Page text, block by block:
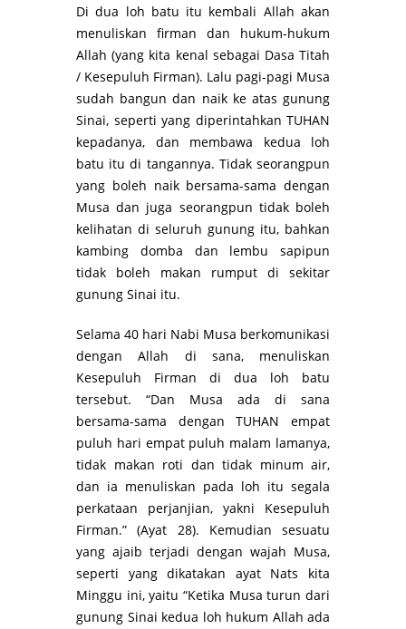
Di dua loh batu itu kembali Allah akan
menuliskan firman dan hukum-hukum
Allah (yang kita kenal sebagai Dasa Titah
/ Kesepuluh Firman). Lalu pagi-pagi Musa
sudah bangun dan naik ke atas gunung
Sinai, seperti yang diperintahkan TUHAN
kepadanya, dan membawa kedua loh
batu itu di tangannya. Tidak seorangpun
yang boleh naik bersama-sama dengan
Musa dan juga seorangpun tidak boleh
kelihatan di seluruh gunung itu, bahkan
kambing domba dan lembu sapipun
tidak boleh makan rumput di sekitar
gunung Sinai itu.
Selama 40 hari Nabi Musa berkomunikasi
dengan Allah di sana, menuliskan
Kesepuluh Firman di dua loh batu
tersebut. “Dan Musa ada di sana
bersama-sama dengan TUHAN empat
puluh hari empat puluh malam lamanya,
tidak makan roti dan tidak minum air,
dan ia menuliskan pada loh itu segala
perkataan perjanjian, yakni Kesepuluh
Firman.” (Ayat 28). Kemudian sesuatu
yang ajaib terjadi dengan wajah Musa,
seperti yang dikatakan ayat Nats kita
Minggu ini, yaitu “Ketika Musa turun dari
gunung Sinai kedua loh hukum Allah ada